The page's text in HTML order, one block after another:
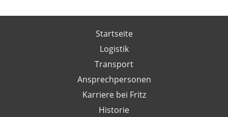
Startseite
Logistik
Transport
Ansprechpersonen
Karriere bei Fritz
Historie